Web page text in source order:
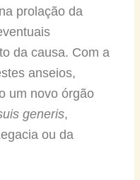
prolação da
da causa. Com a
anseios,
um novo órgão
generis,
ou da